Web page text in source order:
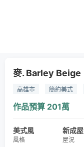
麥. Barley Beige
高雄市 簡約美式
杜邦石
金屬鍍鈦
作品預算 201萬
美式風
風格
新成屋
屋況